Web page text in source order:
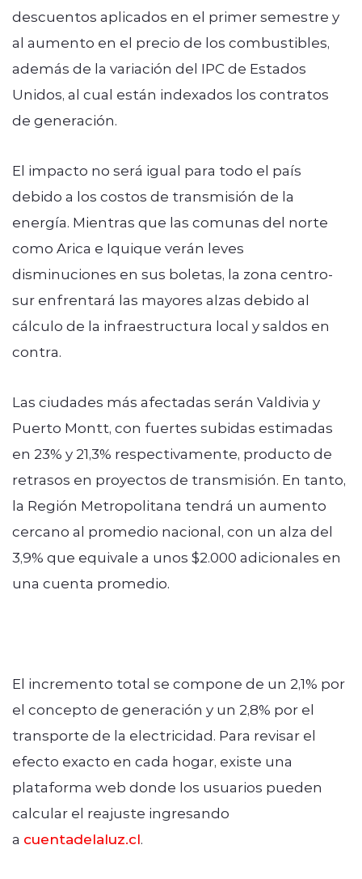
descuentos aplicados en el primer semestre y
al aumento en el precio de los combustibles,
además de la variación del IPC de Estados
Unidos, al cual están indexados los contratos
de generación.
El impacto no será igual para todo el país
debido a los costos de transmisión de la
energía. Mientras que las comunas del norte
como Arica e Iquique verán leves
disminuciones en sus boletas, la zona centro-
sur enfrentará las mayores alzas debido al
cálculo de la infraestructura local y saldos en
contra.
Las ciudades más afectadas serán Valdivia y
Puerto Montt, con fuertes subidas estimadas
en 23% y 21,3% respectivamente, producto de
retrasos en proyectos de transmisión. En tanto,
la Región Metropolitana tendrá un aumento
cercano al promedio nacional, con un alza del
3,9% que equivale a unos $2.000 adicionales en
una cuenta promedio.
El incremento total se compone de un 2,1% por
el concepto de generación y un 2,8% por el
transporte de la electricidad. Para revisar el
efecto exacto en cada hogar, existe una
plataforma web donde los usuarios pueden
calcular el reajuste ingresando
a cuentadelaluz.cl.